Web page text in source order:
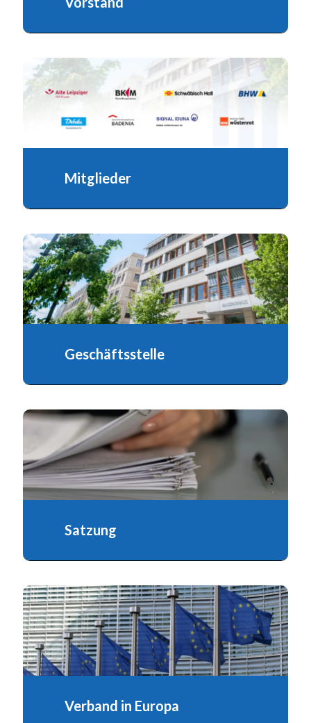
Der Verband hat acht Mitgliedsinstitute.
Mitglieder
Geschäftsstelle
Satzung
Der Verband der privaten Bausparkassen e.V.
Verband in Europa